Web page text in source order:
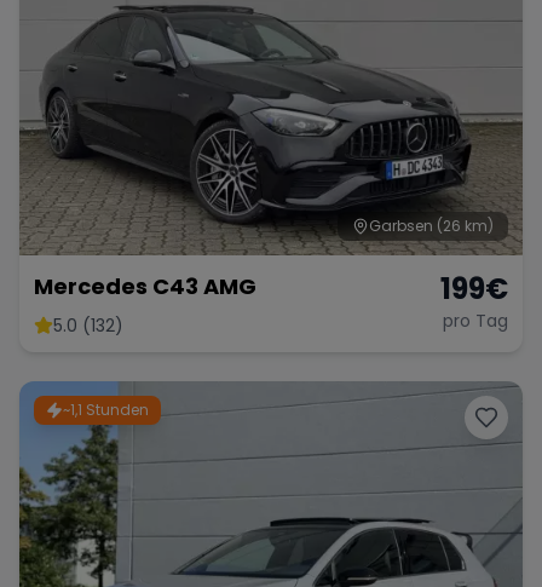
Garbsen (26 km)
Mercedes C43 AMG
5.0 (132)
199€
pro Tag
~1,1 Stunden